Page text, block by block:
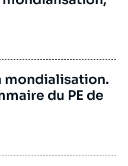
mondialisation.
du PE de